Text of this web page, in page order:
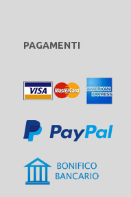
PAGAMENTI